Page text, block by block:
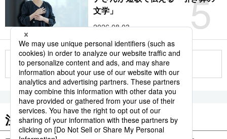
5
文学」
2026.08.03
もっと見る
注目のキーワード